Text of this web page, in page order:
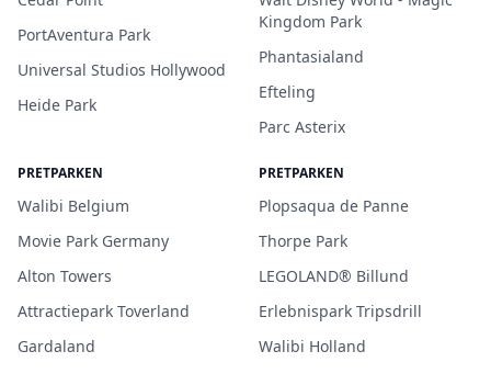
PortAventura Park
Universal Studios Hollywood
Heide Park
Kingdom Park
Phantasialand
Efteling
Parc Asterix
PRETPARKEN
Walibi Belgium
Movie Park Germany
Alton Towers
Attractiepark Toverland
Gardaland
PRETPARKEN
Plopsaqua de Panne
Thorpe Park
LEGOLAND® Billund
Erlebnispark Tripsdrill
Walibi Holland